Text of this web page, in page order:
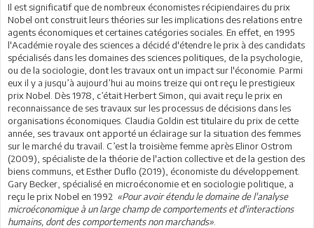
Il est significatif que de nombreux économistes récipiendaires du prix
Nobel ont construit leurs théories sur les implications des relations entre
agents économiques et certaines catégories sociales. En effet, en 1995
l'Académie royale des sciences a décidé d'étendre le prix à des candidats
spécialisés dans les domaines des sciences politiques, de la psychologie,
ou de la sociologie, dont les travaux ont un impact sur l'économie. Parmi
eux il y a jusqu’à aujourd’hui au moins treize qui ont reçu le prestigieux
prix Nobel. Dès 1978, c’était Herbert Simon, qui avait reçu le prix en
reconnaissance de ses travaux sur les processus de décisions dans les
organisations économiques. Claudia Goldin est titulaire du prix de cette
année, ses travaux ont apporté un éclairage sur la situation des femmes
sur le marché du travail. C’est la troisième femme après Elinor Ostrom
(2009), spécialiste de la théorie de l'action collective et de la gestion des
biens communs, et Esther Duflo (2019), économiste du développement.
Gary Becker, spécialisé en microéconomie et en sociologie politique, a
reçu le prix Nobel en 1992 «Pour avoir étendu le domaine de l'analyse
microéconomique à un large champ de comportements et d'interactions
humains, dont des comportements non marchands»